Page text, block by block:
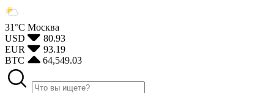
31°С Москва
USD
80.93
EUR
93.19
BTC
64,549.03